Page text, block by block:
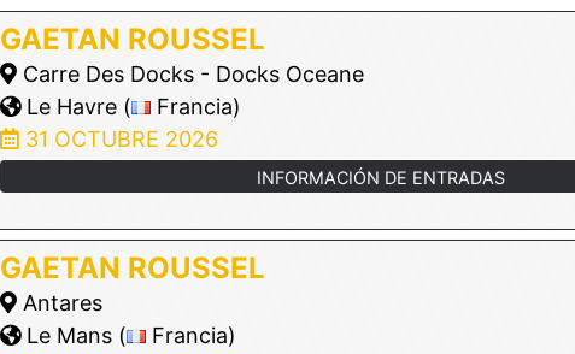
GAETAN ROUSSEL
Carre Des Docks - Docks Oceane
Le Havre (
Francia)
31 OCTUBRE 2026
INFORMACIÓN DE ENTRADAS
GAETAN ROUSSEL
Antares
Le Mans (
Francia)